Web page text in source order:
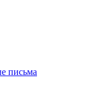
письма